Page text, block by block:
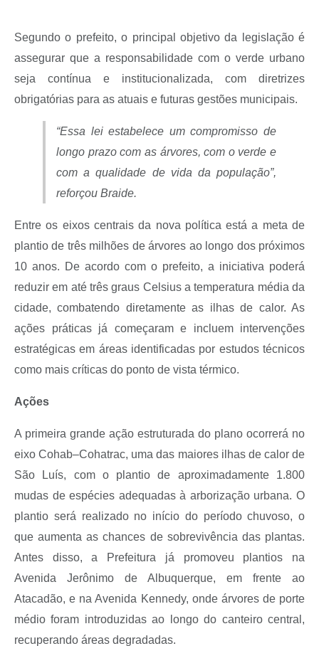
Segundo o prefeito, o principal objetivo da legislação é
assegurar que a responsabilidade com o verde urbano
seja contínua e institucionalizada, com diretrizes
obrigatórias para as atuais e futuras gestões municipais.
“Essa lei estabelece um compromisso de
longo prazo com as árvores, com o verde e
com a qualidade de vida da população”,
reforçou Braide.
Entre os eixos centrais da nova política está a meta de
plantio de três milhões de árvores ao longo dos próximos
10 anos. De acordo com o prefeito, a iniciativa poderá
reduzir em até três graus Celsius a temperatura média da
cidade, combatendo diretamente as ilhas de calor. As
ações práticas já começaram e incluem intervenções
estratégicas em áreas identificadas por estudos técnicos
como mais críticas do ponto de vista térmico.
Ações
A primeira grande ação estruturada do plano ocorrerá no
eixo Cohab–Cohatrac, uma das maiores ilhas de calor de
São Luís, com o plantio de aproximadamente 1.800
mudas de espécies adequadas à arborização urbana. O
plantio será realizado no início do período chuvoso, o
que aumenta as chances de sobrevivência das plantas.
Antes disso, a Prefeitura já promoveu plantios na
Avenida Jerônimo de Albuquerque, em frente ao
Atacadão, e na Avenida Kennedy, onde árvores de porte
médio foram introduzidas ao longo do canteiro central,
recuperando áreas degradadas.